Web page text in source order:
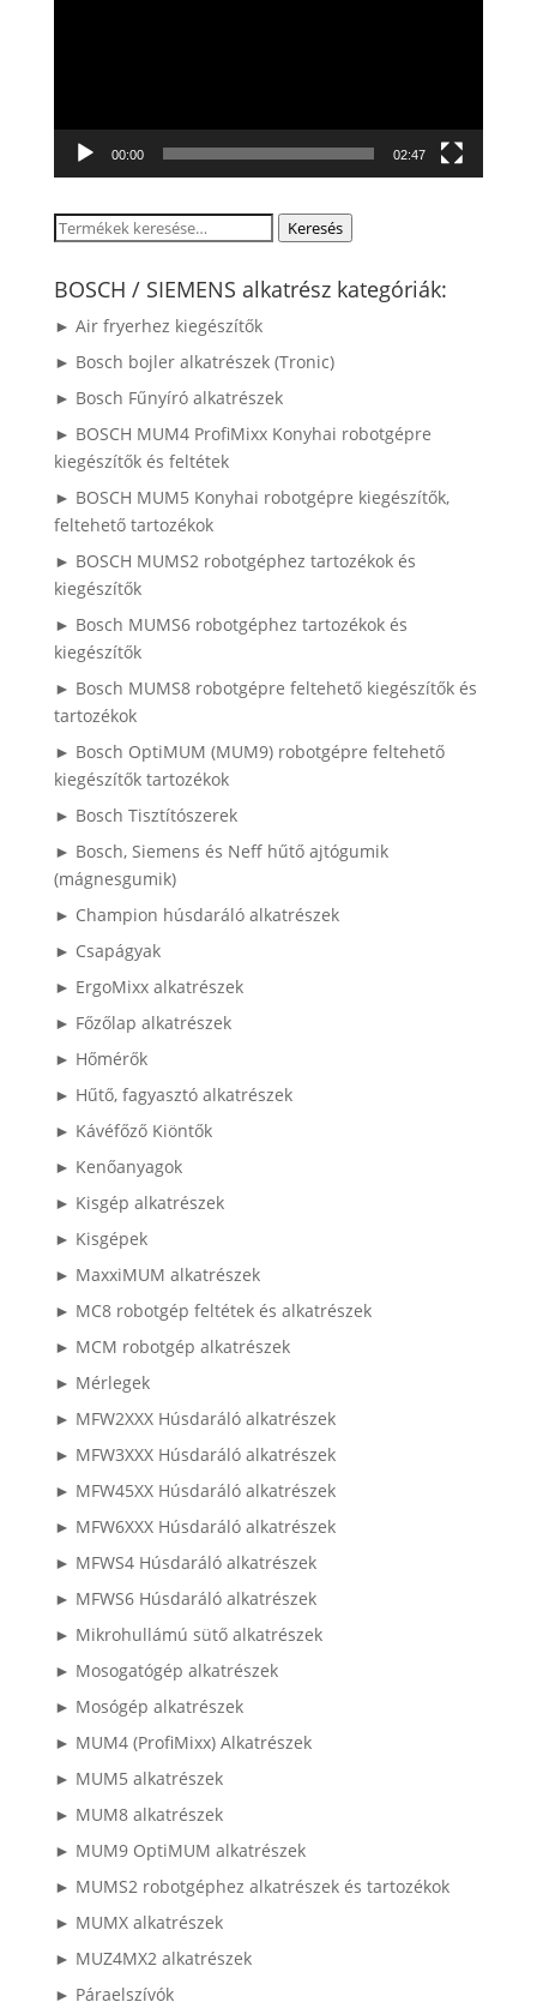
00:00 02:47
Keresés
következőre:
Keresés
BOSCH / SIEMENS alkatrész kategóriák:
► Air fryerhez kiegészítők
► Bosch bojler alkatrészek (Tronic)
► Bosch Fűnyíró alkatrészek
► BOSCH MUM4 ProfiMixx Konyhai robotgépre
kiegészítők és feltétek
► BOSCH MUM5 Konyhai robotgépre kiegészítők,
feltehető tartozékok
► BOSCH MUMS2 robotgéphez tartozékok és
kiegészítők
► Bosch MUMS6 robotgéphez tartozékok és
kiegészítők
► Bosch MUMS8 robotgépre feltehető kiegészítők és
tartozékok
► Bosch OptiMUM (MUM9) robotgépre feltehető
kiegészítők tartozékok
► Bosch Tisztítószerek
► Bosch, Siemens és Neff hűtő ajtógumik
(mágnesgumik)
► Champion húsdaráló alkatrészek
► Csapágyak
► ErgoMixx alkatrészek
► Főzőlap alkatrészek
► Hőmérők
► Hűtő, fagyasztó alkatrészek
► Kávéfőző Kiöntők
► Kenőanyagok
► Kisgép alkatrészek
► Kisgépek
► MaxxiMUM alkatrészek
► MC8 robotgép feltétek és alkatrészek
► MCM robotgép alkatrészek
► Mérlegek
► MFW2XXX Húsdaráló alkatrészek
► MFW3XXX Húsdaráló alkatrészek
► MFW45XX Húsdaráló alkatrészek
► MFW6XXX Húsdaráló alkatrészek
► MFWS4 Húsdaráló alkatrészek
► MFWS6 Húsdaráló alkatrészek
► Mikrohullámú sütő alkatrészek
► Mosogatógép alkatrészek
► Mosógép alkatrészek
► MUM4 (ProfiMixx) Alkatrészek
► MUM5 alkatrészek
► MUM8 alkatrészek
► MUM9 OptiMUM alkatrészek
► MUMS2 robotgéphez alkatrészek és tartozékok
► MUMX alkatrészek
► MUZ4MX2 alkatrészek
► Páraelszívók